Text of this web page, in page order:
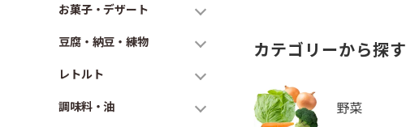
お菓子・デザート
豆腐・納豆・練物
レトルト
調味料・油
カテゴリーから探す